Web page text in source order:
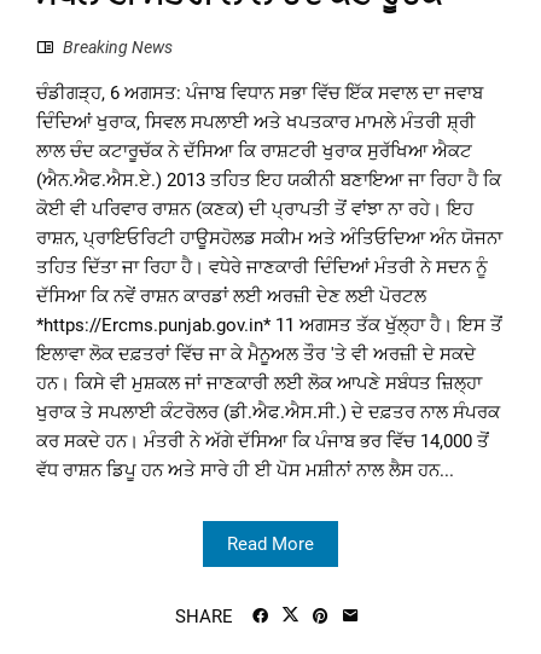
Breaking News
ਚੰਡੀਗੜ੍ਹ, 6 ਅਗਸਤ: ਪੰਜਾਬ ਵਿਧਾਨ ਸਭਾ ਵਿੱਚ ਇੱਕ ਸਵਾਲ ਦਾ ਜਵਾਬ
ਦਿੰਦਿਆਂ ਖੁਰਾਕ, ਸਿਵਲ ਸਪਲਾਈ ਅਤੇ ਖਪਤਕਾਰ ਮਾਮਲੇ ਮੰਤਰੀ ਸ਼੍ਰੀ
ਲਾਲ ਚੰਦ ਕਟਾਰੂਚੱਕ ਨੇ ਦੱਸਿਆ ਕਿ ਰਾਸ਼ਟਰੀ ਖੁਰਾਕ ਸੁਰੱਖਿਆ ਐਕਟ
(ਐਨ.ਐਫ.ਐਸ.ਏ.) 2013 ਤਹਿਤ ਇਹ ਯਕੀਨੀ ਬਣਾਇਆ ਜਾ ਰਿਹਾ ਹੈ ਕਿ
ਕੋਈ ਵੀ ਪਰਿਵਾਰ ਰਾਸ਼ਨ (ਕਣਕ) ਦੀ ਪ੍ਰਾਪਤੀ ਤੋਂ ਵਾਂਝਾ ਨਾ ਰਹੇ। ਇਹ
ਰਾਸ਼ਨ, ਪ੍ਰਾਇਓਰਿਟੀ ਹਾਊਸਹੋਲਡ ਸਕੀਮ ਅਤੇ ਅੰਤਿਓਦਿਆ ਅੰਨ ਯੋਜਨਾ
ਤਹਿਤ ਦਿੱਤਾ ਜਾ ਰਿਹਾ ਹੈ। ਵਧੇਰੇ ਜਾਣਕਾਰੀ ਦਿੰਦਿਆਂ ਮੰਤਰੀ ਨੇ ਸਦਨ ਨੂੰ
ਦੱਸਿਆ ਕਿ ਨਵੇਂ ਰਾਸ਼ਨ ਕਾਰਡਾਂ ਲਈ ਅਰਜ਼ੀ ਦੇਣ ਲਈ ਪੋਰਟਲ
*https://Ercms.punjab.gov.in* 11 ਅਗਸਤ ਤੱਕ ਖੁੱਲ੍ਹਾ ਹੈ। ਇਸ ਤੋਂ
ਇਲਾਵਾ ਲੋਕ ਦਫ਼ਤਰਾਂ ਵਿੱਚ ਜਾ ਕੇ ਮੈਨੂਅਲ ਤੌਰ 'ਤੇ ਵੀ ਅਰਜ਼ੀ ਦੇ ਸਕਦੇ
ਹਨ। ਕਿਸੇ ਵੀ ਮੁਸ਼ਕਲ ਜਾਂ ਜਾਣਕਾਰੀ ਲਈ ਲੋਕ ਆਪਣੇ ਸਬੰਧਤ ਜ਼ਿਲ੍ਹਾ
ਖੁਰਾਕ ਤੇ ਸਪਲਾਈ ਕੰਟਰੋਲਰ (ਡੀ.ਐਫ.ਐਸ.ਸੀ.) ਦੇ ਦਫ਼ਤਰ ਨਾਲ ਸੰਪਰਕ
ਕਰ ਸਕਦੇ ਹਨ। ਮੰਤਰੀ ਨੇ ਅੱਗੇ ਦੱਸਿਆ ਕਿ ਪੰਜਾਬ ਭਰ ਵਿੱਚ 14,000 ਤੋਂ
ਵੱਧ ਰਾਸ਼ਨ ਡਿਪੂ ਹਨ ਅਤੇ ਸਾਰੇ ਹੀ ਈ ਪੋਸ ਮਸ਼ੀਨਾਂ ਨਾਲ ਲੈਸ ਹਨ...
Read More
SHARE